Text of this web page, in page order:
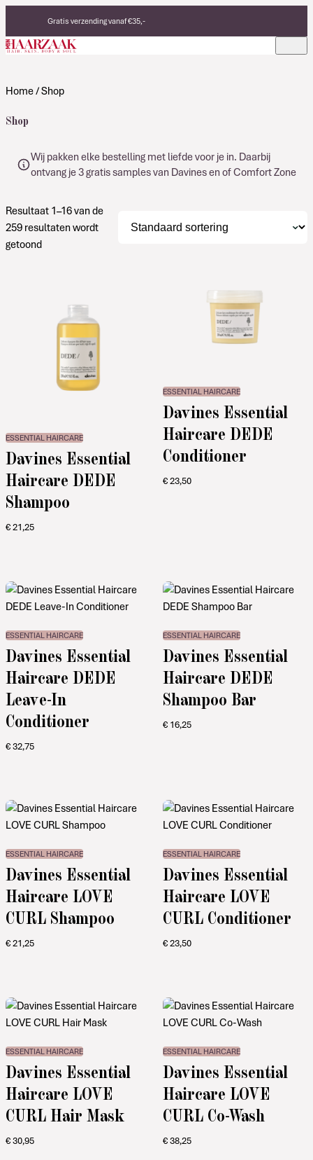
Gratis verzending vanaf €35,-
Eerlijke, duurzame producten
Made in Italy
Home/ Shop
Shop
Wij pakken elke bestelling met liefde voor je in. Daarbij
ontvang je 3 gratis samples van Davines en of Comfort Zone
Resultaat 1–16 van de
259 resultaten wordt
getoond
ESSENTIAL HAIRCARE
Davines Essential
Haircare DEDE
Shampoo
€21,25
ESSENTIAL HAIRCARE
Davines Essential
Haircare DEDE
Conditioner
€23,50
ESSENTIAL HAIRCARE
Davines Essential
Haircare DEDE
Leave-In
Conditioner
€32,75
ESSENTIAL HAIRCARE
Davines Essential
Haircare DEDE
Shampoo Bar
€16,25
ESSENTIAL HAIRCARE
Davines Essential
Haircare LOVE
CURL Shampoo
€21,25
ESSENTIAL HAIRCARE
Davines Essential
Haircare LOVE
CURL Conditioner
€23,50
ESSENTIAL HAIRCARE
Davines Essential
Haircare LOVE
CURL Hair Mask
€30,95
ESSENTIAL HAIRCARE
Davines Essential
Haircare LOVE
CURL Co-Wash
€38,25